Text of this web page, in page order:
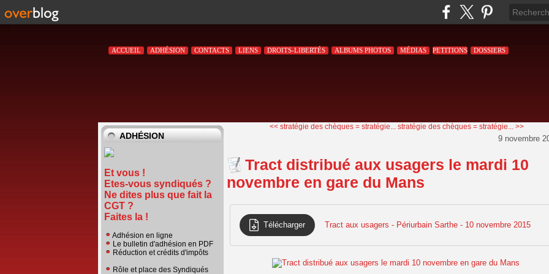
ACCUEIL ADHÉSION CONTACTS LIENS DROITS-LIBERTÉS ALBUMS PHOTOS MÉDIAS PETITIONS DOSSIERS
ADHÉSION
Et vous !
Etes-vous syndiqués ?
Ne dites plus que fait la
CGT ?
Faites la !
Adhésion en ligne
Le bulletin d'adhésion en PDF
Réduction et crédits d'impôts
Rôle et place des Syndiqués
<< stratégie des chèques = stratégie... stratégie des chèques = stratégie... >>
9 novembre
Tract distribué aux usagers le mardi 10
novembre en gare du Mans
Télécharger Tract aux usagers - Périurbain Sarthe - 10 novembre 2015